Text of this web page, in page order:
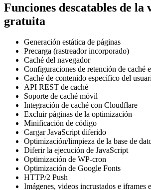
Funciones descatables de la
gratuita
Generación estática de páginas
Precarga (rastreador incorporado)
Caché del navegador
Configuraciones de retención de caché
Caché de contenido específico del
API REST de caché
Soporte de caché móvil
Integración de caché con Cloudflare
Excluir páginas de la optimización
Minificación de código
Cargar JavaScript diferido
Optimización/limpieza de la base de
Diferir la ejecución de JavaScript
Optimización de WP-cron
Optimización de Google Fonts
HTTP/2 Push
Imágenes, videos incrustados e iframes